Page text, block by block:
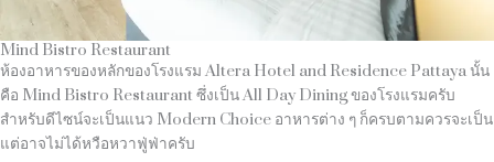
Mind Bistro Restaurant
ห้องอาหารของหลักของโรงแรม Altera Hotel and Residence Pattaya นั้น
คือ Mind Bistro Restaurant ซึ่งเป็น All Day Dining ของโรงแรมครับ
สำหรับดีไซน์จะเป็นแนว Modern Choice อาหารต่าง ๆ ก็ครบตามควรจะเป็น
แต่อาจไม่ได้หวือหวาฟู่ฟ่าครับ